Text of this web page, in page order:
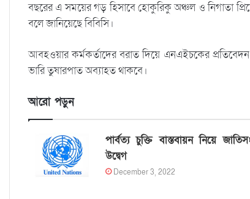
বছরের এ সময়ের গড় হিসাবে হোকুরিকু অঞ্চল ও নিগাতা
বলে জানিয়েছে বিবিসি।
আবহওয়ার কর্মকর্তাদের বরাত দিয়ে এনএইচকের
ভারি তুষারপাত অব্যাহত থাকবে।
আরো পড়ুন
পার্বত্য চুক্তি বাস্তবায়ন নিয়ে
উদ্বেগ
December 3, 2022